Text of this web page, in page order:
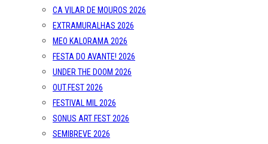
CA VILAR DE MOUROS 2026
EXTRAMURALHAS 2026
MEO KALORAMA 2026
FESTA DO AVANTE! 2026
UNDER THE DOOM 2026
OUT.FEST 2026
FESTIVAL MIL 2026
SONUS ART FEST 2026
SEMIBREVE 2026